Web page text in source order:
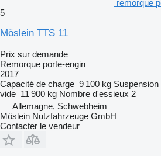
remorque
5
Möslein TTS 11
Prix sur demande
Remorque porte-engin
2017
Capacité de charge 9 100 kg Suspension
vide 11 900 kg Nombre d'essieux 2
Allemagne, Schwebheim
Möslein Nutzfahrzeuge GmbH
Contacter le vendeur